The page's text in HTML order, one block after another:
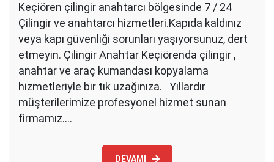
Keçiören çilingir anahtarcı bölgesinde 7 / 24
Çilingir ve anahtarcı hizmetleri.Kapıda kaldınız
veya kapı güvenliği sorunları yaşıyorsunuz, dert
etmeyin. Çilingir Anahtar Keçiörenda çilingir ,
anahtar ve araç kumandası kopyalama
hizmetleriyle bir tık uzağınıza. Yıllardır
müşterilerimize profesyonel hizmet sunan
firmamız.…
DEVAMI